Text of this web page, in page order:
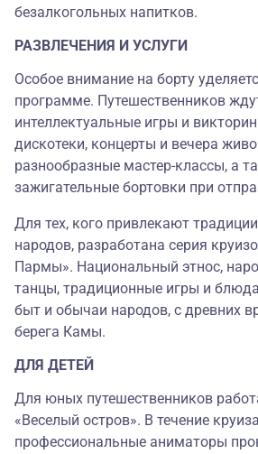
безалкогольных напитков.
РАЗВЛЕЧЕНИЯ И УСЛУГИ
Особое внимание на борту
программе. Путешественников
интеллектуальные игры и
дискотеки, концерты и вечера
разнообразные мастер-классы, а
зажигательные бортовки при
Для тех, кого привлекают
народов, разработана серия
Пармы». Национальный этнос,
танцы, традиционные игры и
быт и обычаи народов, с древних
берега Камы.
ДЛЯ ДЕТЕЙ
Для юных путешественников
«Веселый остров». В течение круиза
профессиональные аниматоры